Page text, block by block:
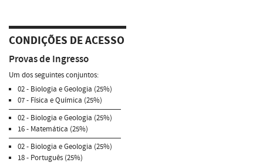
CONDIÇÕES DE ACESSO
Provas de Ingresso
Um dos seguintes conjuntos:
02 - Biologia e Geologia (25%)
07 - Física e Química (25%)
02 - Biologia e Geologia (25%)
16 - Matemática (25%)
02 - Biologia e Geologia (25%)
18 - Português (25%)